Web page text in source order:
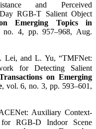
and Perceived
RGB-T Salient Object
Emerging Topics in
4, pp. 957–968, Aug.
Lei, and L. Yu, “TMFNet:
for Detecting Salient
on Emerging
, vol. 6, no. 3, pp. 593–601,
Auxiliary Context-
for RGB-D Indoor Scene